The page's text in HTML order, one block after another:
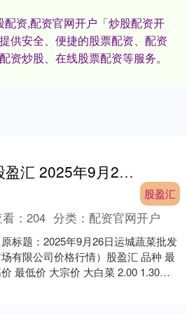
配资,配资官网开户「炒股配资开
供安全、便捷的股票配资、配资
资炒股、在线股票配资等服务。
股盈汇 2025年9月26日运城蔬菜批发市场有限公司价格行情
股盈汇
看：204 分类：配资官网开户
原标题：2025年9月26日运城蔬菜批发
有限公司价格行情）股盈汇 品种 最
最低价 大宗价 大白菜 2.00 1.30